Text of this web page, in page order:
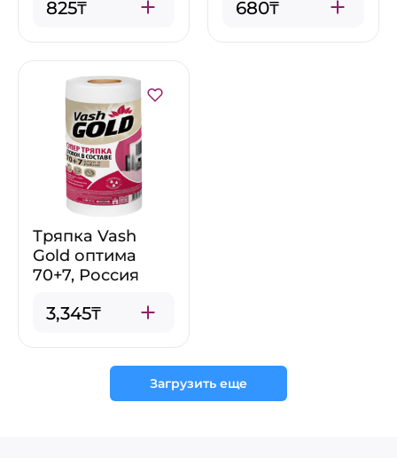
825₸ 680₸
Тряпка Vash
Gold оптима
70+7, Россия
3,345₸
Загрузить еще